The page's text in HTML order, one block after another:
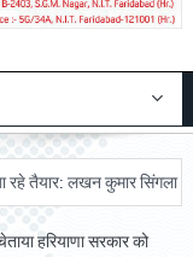
लखन कुमार सिंगला
हरियाणा सरकार को